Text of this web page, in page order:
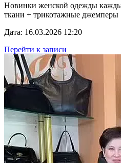
Новинки женской одежды
ткани + трикотажные джемперы
Дата: 16.03.2026 12:20
Перейти к записи